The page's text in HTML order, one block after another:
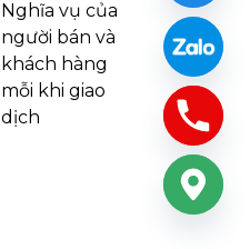
Nghĩa vụ của
người bán và
khách hàng
mỗi khi giao
dịch